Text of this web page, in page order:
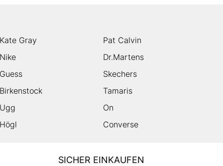
Kate Gray
Pat Calvin
Nike
Dr.Martens
Guess
Skechers
Birkenstock
Tamaris
Ugg
On
Högl Converse
SICHER EINKAUFEN